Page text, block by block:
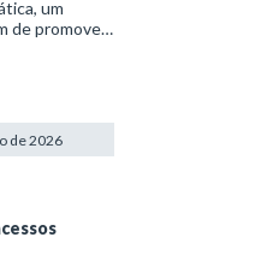
um
de promover
de 2026